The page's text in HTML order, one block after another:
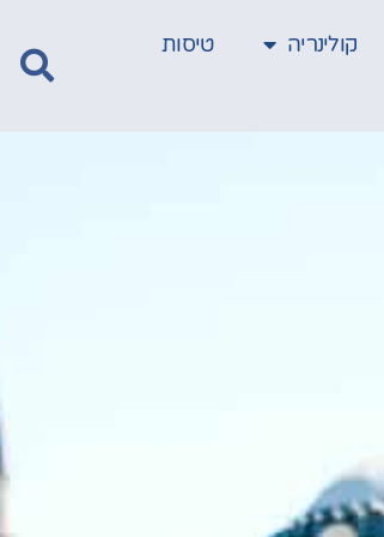
קולינריה
טיסות